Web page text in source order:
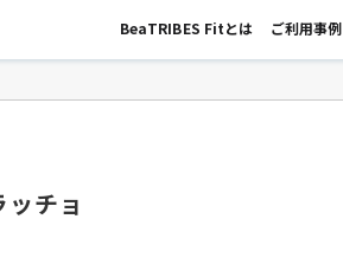
BeaTRIBES Fitとは ご利用事例
チョ